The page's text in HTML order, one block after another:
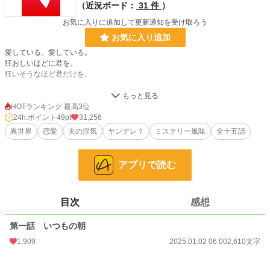
（近況ボード： 31 件 ）
お気に入りに追加して更新通知を受け取ろう
お気に入り追加
愛している、愛している。
狂おしいほどに君を。
狂いそうなほど君だけを。
16,057 位 / 228,621 件
恋愛 7,171 位 / 66,321 件
お気に入り 1,662
2025.01.11 06:00
初回公開日時 2025.01.02 06:00
初回完結日時
HOTランキング 最高3位
24h.ポイント 49pt
31,256
異世界
恋愛 夫の浮気 ヤンデレ？ ミステリー風味 全十五話
アプリで読む
目次 感想
第一話 いつもの朝
1,909 2025.01.02 06:002,610文字